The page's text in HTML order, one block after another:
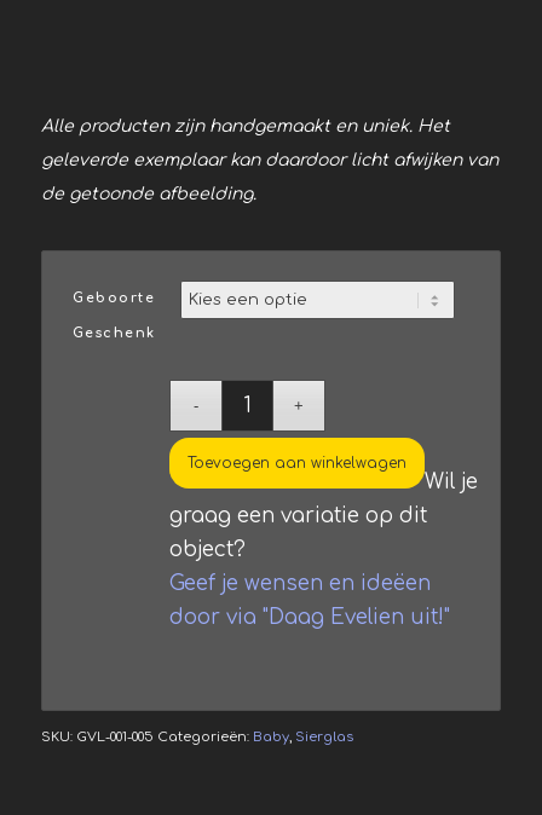
Alle producten zijn handgemaakt en uniek. Het
geleverde exemplaar kan daardoor licht afwijken van
de getoonde afbeelding.
Geboorte
Geschenk
Toevoegen aan winkelwagen
Wil je
graag een variatie op dit
object?
Geef je wensen en ideëen
door via "Daag Evelien uit!"
SKU: GVL-001-005 Categorieën: Baby, Sierglas